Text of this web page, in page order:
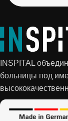
INSPITAL
больницы под